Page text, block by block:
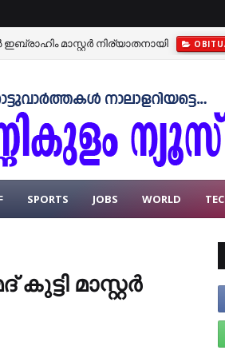
മാസ്റ്റർ നിര്യാതനായി
നിയന്ത്രണ ബോർഡിന്റെ ഉത്തരവ്
SPORTS JOBS WORLD
മാസ്റ്റർ